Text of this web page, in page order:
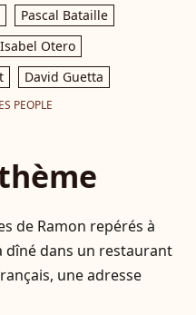
Pascal Bataille
Isabel Otero
David Guetta
PEOPLE
de Ramon repérés à
dîné dans un restaurant
une adresse